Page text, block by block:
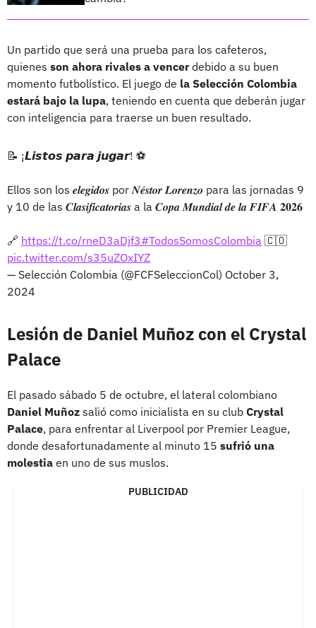
Un partido que será una prueba para los cafeteros,
quienes son ahora rivales a vencerdebido a su buen
momento futbolístico. El juego de la Selección Colombia
estará bajo la lupa, teniendo en cuenta que deberán jugar
con inteligencia para traerse un buen resultado.
📝 ¡𝙇𝙞𝙨𝙩𝙤𝙨 𝙥𝙖𝙧𝙖 𝙟𝙪𝙜𝙖𝙧! ⚽️
Ellos son los 𝒆𝒍𝒆𝒈𝒊𝒅𝒐𝒔 por 𝑵𝒆́𝒔𝒕𝒐𝒓 𝑳𝒐𝒓𝒆𝒏𝒛𝒐 para las jornadas 9
y 10 de las 𝑪𝒍𝒂𝒔𝒊𝒇𝒊𝒄𝒂𝒕𝒐𝒓𝒊𝒂𝒔 a la 𝑪𝒐𝒑𝒂 𝑴𝒖𝒏𝒅𝒊𝒂𝒍 𝒅𝒆 𝒍𝒂 𝑭𝑰𝑭𝑨 𝟐𝟎𝟐𝟔
🔗 https://t.co/rneD3aDjf3#TodosSomosColombia 🇨🇴
pic.twitter.com/s35uZOxIYZ
— Selección Colombia (@FCFSeleccionCol) October 3,
2024
Lesión de Daniel Muñoz con el Crystal
Palace
El pasado sábado 5 de octubre, el lateral colombiano
Daniel Muñoz salió como inicialista en su club Crystal
Palace, para enfrentar al Liverpool por Premier League,
donde desafortunadamente al minuto 15 sufrió una
molestia en uno de sus muslos.
PUBLICIDAD